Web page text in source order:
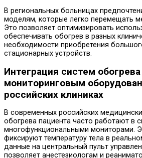
В региональных больницах
моделям, которые легко перемещать
Это позволяет оптимизировать
обеспечивать обогрев в разных
необходимости приобретения
стационарных устройств.
Интеграция систем обогрева
мониторинговым
российских клиниках
В современных российских
обогрева пациента часто работают в
многофункциональными мониторами.
фиксируют температуру тела в
данные на центральный пульт
позволяет анестезиологам и